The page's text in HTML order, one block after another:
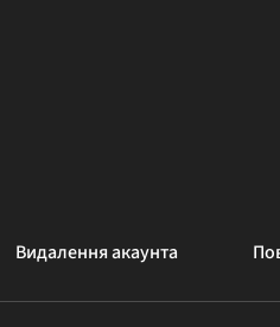
Видалення акаунта